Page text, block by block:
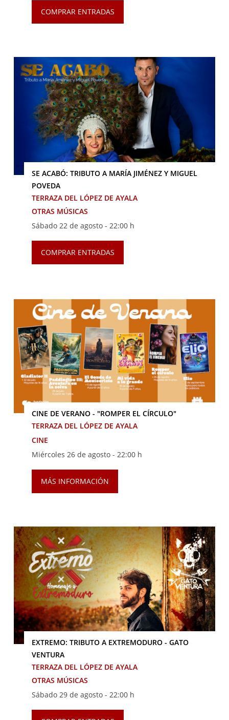
COMPRAR ENTRADAS
SE ACABÓ: TRIBUTO A MARÍA JIMÉNEZ Y MIGUEL
POVEDA
TERRAZA DEL LÓPEZ DE AYALA
OTRAS MÚSICAS
Sábado 22 de agosto - 22:00 h
COMPRAR ENTRADAS
CINE DE VERANO - "ROMPER EL CÍRCULO"
TERRAZA DEL LÓPEZ DE AYALA
CINE
Miércoles 26 de agosto - 22:00 h
MÁS INFORMACIÓN
EXTREMO: TRIBUTO A EXTREMODURO - GATO
VENTURA
TERRAZA DEL LÓPEZ DE AYALA
OTRAS MÚSICAS
Sábado 29 de agosto - 22:00 h